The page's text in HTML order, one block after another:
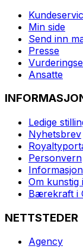
Min side
Send inn
Presse
Ansatte
Ledige
Nyhetsbrev
Personvern
Om kunstig
Bærekraft i
NETTSTEDER
Agency